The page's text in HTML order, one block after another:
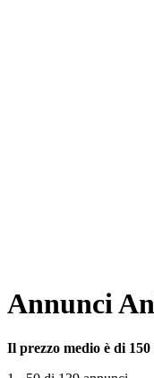
Annunci
Il prezzo medio è di 150